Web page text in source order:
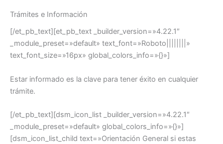
Trámites e Información
[/et_pb_text][et_pb_text _builder_version=»4.22.1″
_module_preset=»default» text_font=»Roboto||||||||»
text_font_size=»16px» global_colors_info=»{}»]
Estar informado es la clave para tener éxito en cualquier
trámite.
[/et_pb_text][dsm_icon_list _builder_version=»4.22.1″
_module_preset=»default» global_colors_info=»{}»]
[dsm_icon_list_child text=»Orientación General si estas